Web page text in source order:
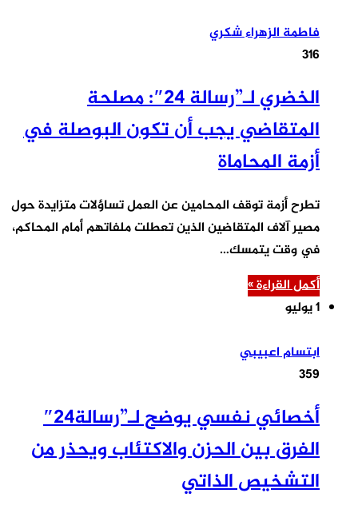
فاطمة الزهراء شكري
316
الخضري لـ”رسالة 24″: مصلحة
المتقاضي يجب أن تكون البوصلة في
أزمة المحاماة
تطرح أزمة توقف المحامين عن العمل تساؤلات متزايدة حول
مصير آلاف المتقاضين الذين تعطلت ملفاتهم أمام المحاكم،
في وقت يتمسك…
أكمل القراءة »
1 يوليو
ابتسام اعبيبي
359
أخصائي نفسي يوضح لـ”رسالة24″
الفرق بين الحزن والاكتئاب ويحذر من
التشخيص الذاتي